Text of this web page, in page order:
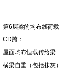
第6层梁的均布线荷
CD跨：
屋面均布恒载传给
横梁自重（包括抹灰